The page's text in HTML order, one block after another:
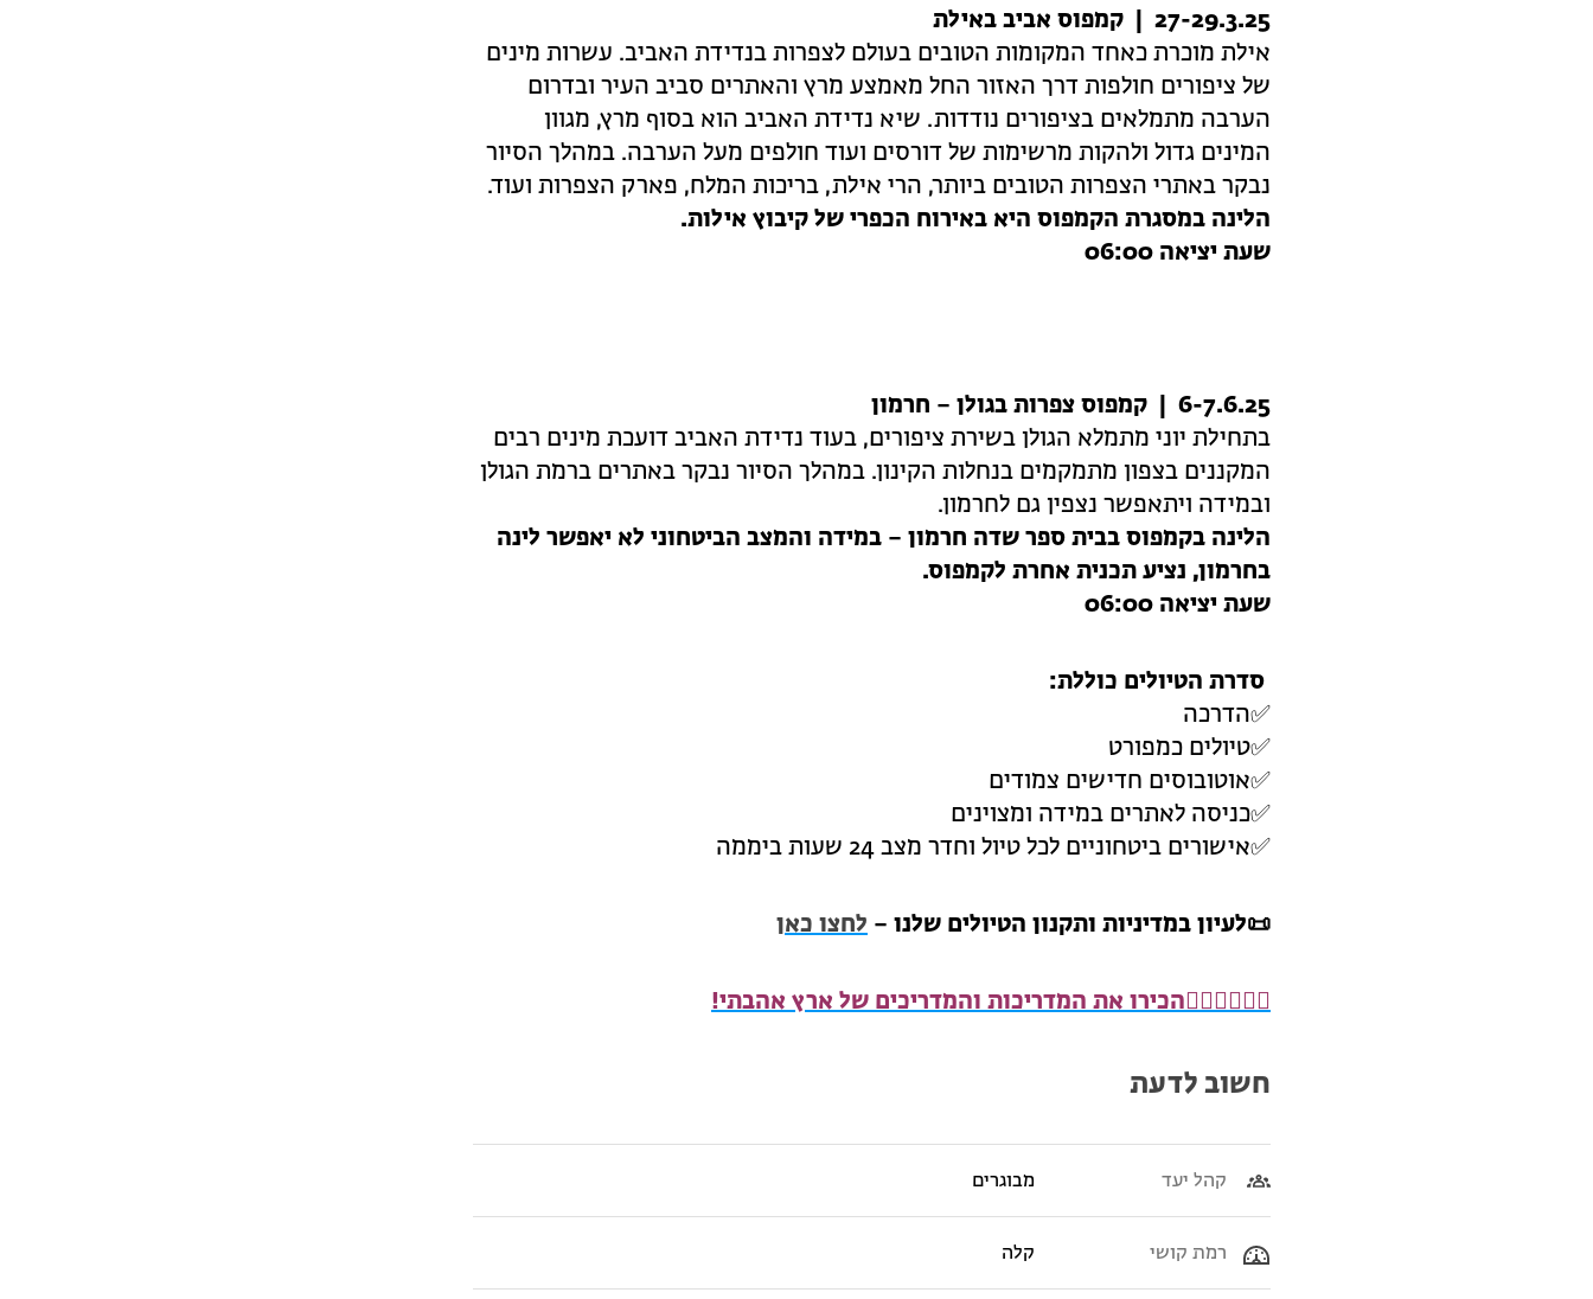
27-29.3.25 | קמפוס אביב באילת
אילת מוכרת כאחד המקומות הטובים בעולם לצפרות בנדידת האביב. עשרות מינים
של ציפורים חולפות דרך האזור החל מאמצע מרץ והאתרים סביב העיר ובדרום
הערבה מתמלאים בציפורים נודדות. שיא נדידת האביב הוא בסוף מרץ, מגוון
המינים גדול ולהקות מרשימות של דורסים ועוד חולפים מעל הערבה. במהלך הסיור
נבקר באתרי הצפרות הטובים ביותר, הרי אילת, בריכות המלח, פארק הצפרות ועוד.
הלינה במסגרת הקמפוס היא באירוח הכפרי של קיבוץ אילות.
שעת יציאה 06:00
6-7.6.25 | קמפוס צפרות בגולן – חרמון
בתחילת יוני מתמלא הגולן בשירת ציפורים, בעוד נדידת האביב דועכת מינים רבים
המקננים בצפון מתמקמים בנחלות הקינון. במהלך הסיור נבקר באתרים ברמת הגולן
ובמידה ויתאפשר נצפין גם לחרמון.
הלינה בקמפוס בבית ספר שדה חרמון – במידה והמצב הביטחוני לא יאפשר לינה
בחרמון, נציע תכנית אחרת לקמפוס.
שעת יציאה 06:00
סדרת הטיולים כוללת:
✅הדרכה
✅טיולים כמפורט
✅אוטובוסים חדישים צמודים
✅כניסה לאתרים במידה ומצוינים
✅אישורים ביטחוניים לכל טיול וחדר מצב 24 שעות ביממה
📜לעיון במדיניות ותקנון הטיולים שלנו – לחצו כאן
🧍🏻‍♂️
🧍🏾‍♀️ הכירו את המדריכות והמדריכים של ארץ אהבתי!
חשוב לדעת
קהל יעד מבוגרים
רמת קושי קלה